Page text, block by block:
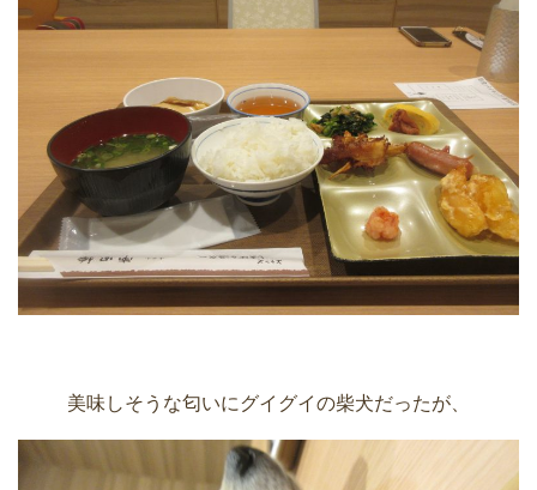
美味しそうな匂いにグイグイの柴犬だったが、